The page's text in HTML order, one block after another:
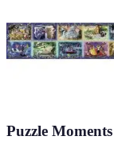
Puzzle